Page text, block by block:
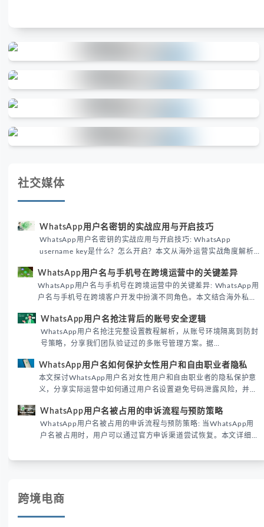
社交媒体
WhatsApp用户名密钥的实战应用与开启技巧
WhatsApp用户名密钥的实战应用与开启技巧: WhatsApp
username key是什么？怎么开启？本文从海外运营实战角度解析
境团队高效触达目标客户。
WhatsApp用户名与手机号在跨境运营中的关键差异
WhatsApp用户名与手机号在跨境运营中的关键差异: WhatsApp用
户名与手机号在跨境客户开发中扮演不同角色。本文结合海外私域
际差异，帮助团队优化WhatsApp营销策略。
WhatsApp用户名抢注背后的账号安全逻辑
WhatsApp用户名抢注完整设置教程解析，从账号环境隔离到防封
号策略，分享我们团队验证过的多账号管理方案。据
性直接影响转化率。
WhatsApp用户名如何保护女性用户和自由职业者隐私
本文探讨WhatsApp用户名对女性用户和自由职业者的隐私保护意
义，分享实际运营中如何通过用户名设置避免号码泄露风险，并提
已成为全球数字沟通的首要考量。
WhatsApp用户名被占用的申诉流程与预防策略
WhatsApp用户名被占用的申诉流程与预防策略: 当WhatsApp用
户名被占用时，用户可以通过官方申诉渠道尝试恢复。本文详细解
账号安全。
跨境电商